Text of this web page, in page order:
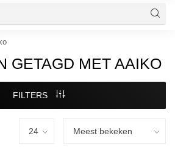
GETAGD MET AAIKO
FILTERS